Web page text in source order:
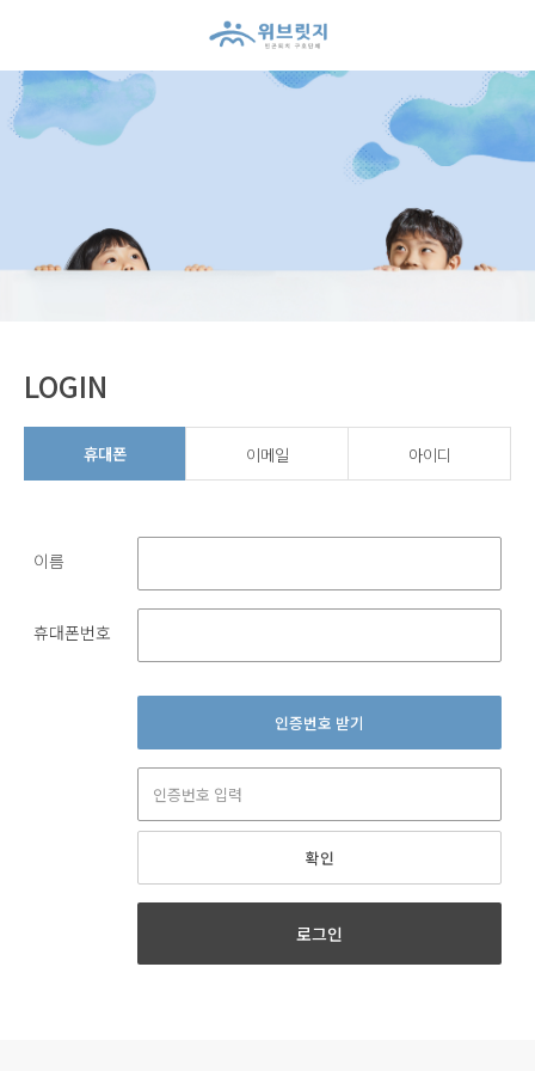
LOGIN
휴대폰 이메일 아이디
이름
휴대폰번호
인증번호 받기
확인
로그인